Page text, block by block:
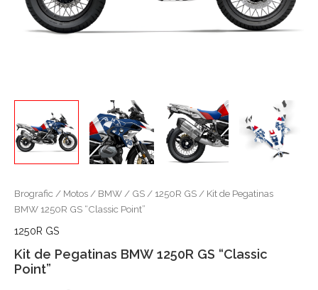
Brografic / Motos / BMW / GS / 1250R GS / Kit de Pegatinas
BMW 1250R GS “Classic Point”
1250R GS
Kit de Pegatinas BMW 1250R GS “Classic
Point”